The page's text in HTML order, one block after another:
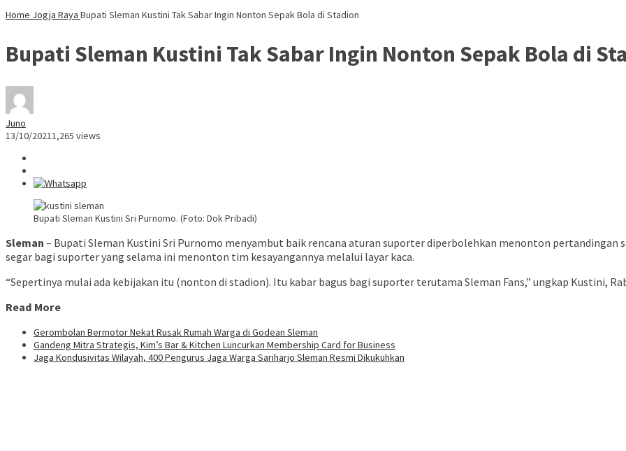
Home Jogja Raya Bupati Sleman Kustini Tak Sabar Ingin Nonton Sepak Bola di Stadion
Bupati Sleman Kustini Tak Sabar Ingin Nonton Sepak Bola di
Juno
13/10/20211,265 views
Bupati Sleman Kustini Sri Purnomo. (Foto: Dok Pribadi)
Sleman – Bupati Sleman Kustini Sri Purnomo menyambut baik rencana aturan suporter diperbolehkan menonton pertandingan
segar bagi suporter yang selama ini menonton tim kesayangannya melalui layar kaca.
“Sepertinya mulai ada kebijakan itu (nonton di stadion). Itu kabar bagus bagi suporter terutama Sleman Fans,” ungkap Kustini,
Read More
Gerombolan Bermotor Nekat Rusak Rumah Warga di Godean Sleman
Gandeng Mitra Strategis, Kim’s Bar & Kitchen Luncurkan Membership Card for Business
Jaga Kondusivitas Wilayah, 400 Pengurus Jaga Warga Sariharjo Sleman Resmi Dikukuhkan